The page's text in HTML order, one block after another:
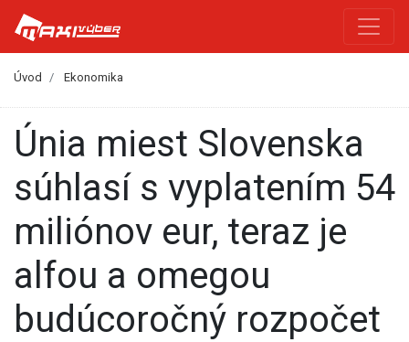
Úvod Ekonomika
Únia miest Slovenska
súhlasí s vyplatením 54
miliónov eur, teraz je
alfou a omegou
budúcoročný rozpočet